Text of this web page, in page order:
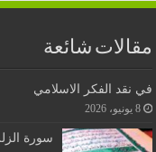
مقالات شائعة
في نقد الفكر الاسلامي
8 يونيو، 2026
سورة